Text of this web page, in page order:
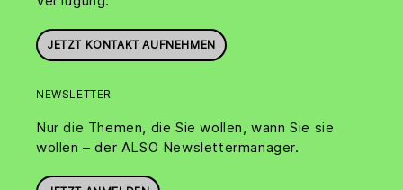
JETZT KONTAKT AUFNEHMEN
NEWSLETTER
Nur die Themen, die Sie wollen, wann Sie sie
wollen – der ALSO Newslettermanager.